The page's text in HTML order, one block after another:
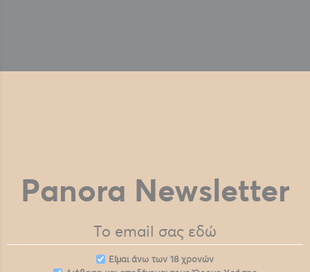
Panora Newsletter
Eίμαι άνω των 18 χρονών